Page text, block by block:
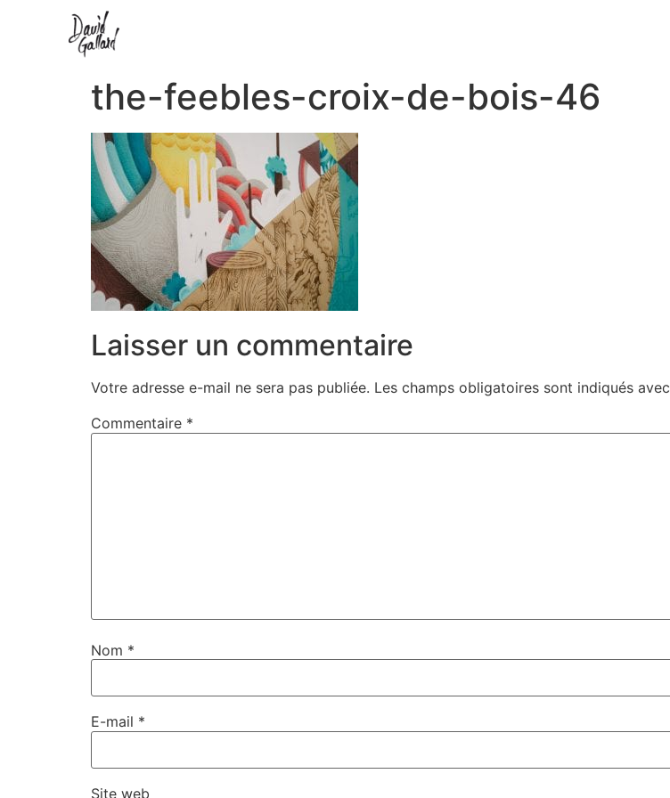
the-feebles-croix-de-bois-46
Laisser un commentaire
Votre adresse e-mail ne sera pas publiée. Les champs obligatoires sont indiqués avec
Commentaire *
Nom *
E-mail *
Site web